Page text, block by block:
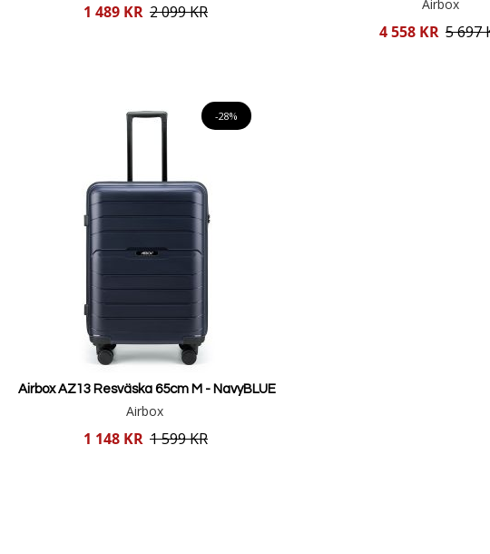
1 489 KR 2 099 KR Airbox
4 558 KR 5 697
-28%
Airbox AZ13 Resväska 65cm M - NavyBLUE
Airbox
1 148 KR 1 599 KR